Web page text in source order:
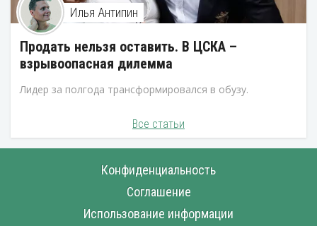
Илья Антипин
Продать нельзя оставить. В ЦСКА –
взрывоопасная дилемма
Лидер за полгода трансформировался в обузу.
Все статьи
Конфиденциальность
Соглашение
Использование информации